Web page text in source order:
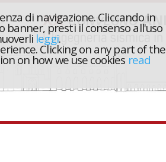
di navigazione. Cliccando in
presti il consenso all'uso
leggi.
Clicking on any part of the
on how we use cookies read